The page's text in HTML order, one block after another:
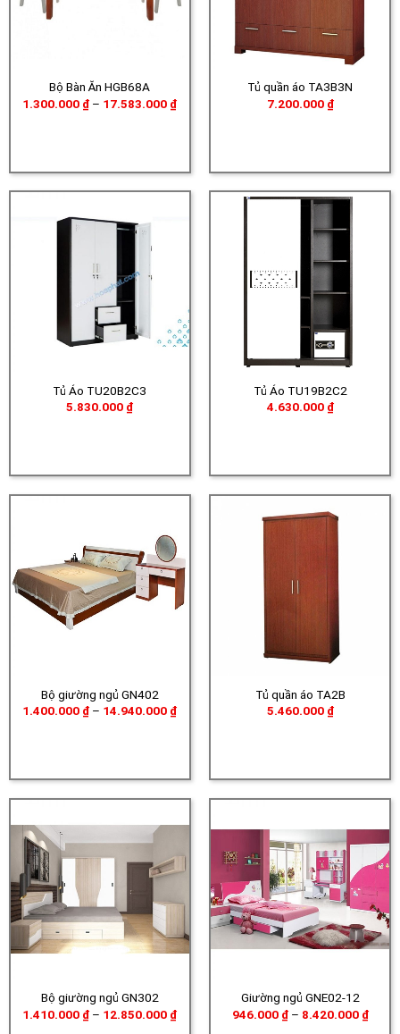
Bộ Bàn Ăn HGB68A
1.300.000 ₫ – 17.583.000 ₫Khoảng
Tủ quần áo TA3B3N
7.200.000 ₫
Tủ Áo TU20B2C3
5.830.000 ₫
Tủ Áo TU19B2C2
4.630.000 ₫
Bộ giường ngủ GN402
1.400.000 ₫ – 14.940.000 ₫Khoảng
Tủ quần áo TA2B
5.460.000 ₫
Bộ giường ngủ GN302
1.410.000 ₫ – 12.850.000 ₫Khoảng
Giường ngủ GNE02-12
946.000 ₫ – 8.420.000 ₫
giá: